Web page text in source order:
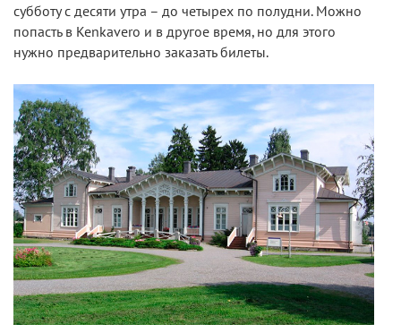
субботу с десяти утра – до четырех по полудни. Можно
попасть в Kenkavero и в другое время, но для этого
нужно предварительно заказать билеты.